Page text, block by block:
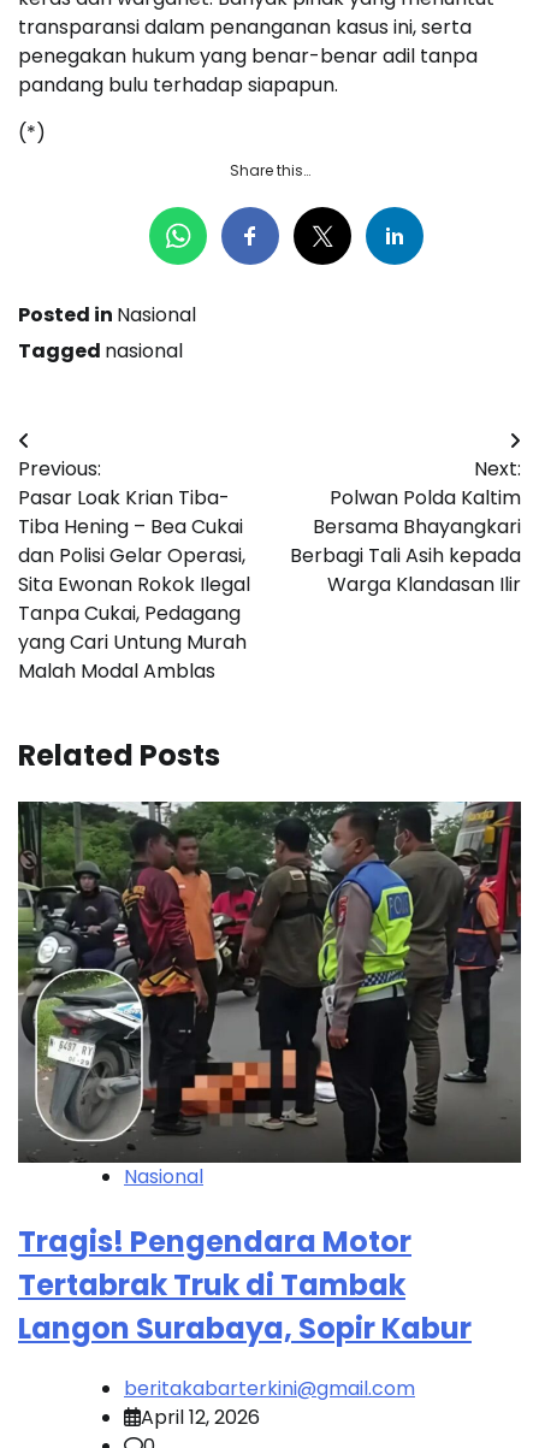
transparansi dalam penanganan kasus ini, serta
penegakan hukum yang benar-benar adil tanpa
pandang bulu terhadap siapapun.
(*)
Share this…
Posted in Nasional
Tagged nasional
Navigasi
pos
Previous:
Pasar Loak Krian Tiba-
Tiba Hening – Bea Cukai
dan Polisi Gelar Operasi,
Sita Ewonan Rokok Ilegal
Tanpa Cukai, Pedagang
yang Cari Untung Murah
Malah Modal Amblas
Next:
Polwan Polda Kaltim
Bersama Bhayangkari
Berbagi Tali Asih kepada
Warga Klandasan Ilir
Related Posts
Nasional
Tragis! Pengendara Motor
Tertabrak Truk di Tambak
Langon Surabaya, Sopir Kabur
beritakabarterkini@gmail.com
April 12, 2026